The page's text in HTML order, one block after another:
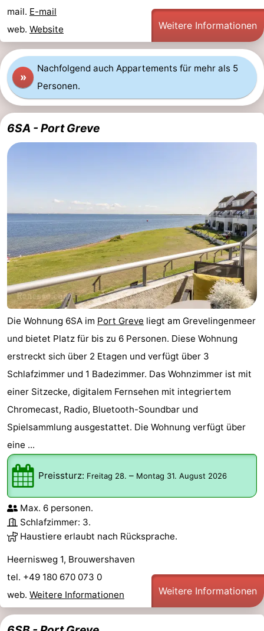
Village
Zeeuwse
Kust
-
Zonnedorp
-
’t
Hof
Haamstede
Hotels
Zimmer
Frühstück)
Strand
tun
Museen
-
Denkmäler
-
Kirchen
-
Mühlen
-
-
Spielplätze
-
Spielplätze
Bowling
-
Minigolfplätze
Wellness-
Zentren
Dörfer
&
Natur
Führungen
Sport
-
mail. E-mail
web. Website Weitere Informationen
»
Nachfolgend auch Appartements für mehr als 5
Personen.
6SA - Port Greve
Die Wohnung 6SA im Port Greve liegt am Grevelingenmeer
und bietet Platz für bis zu 6 Personen. Diese Wohnung
erstreckt sich über 2 Etagen und verfügt über 3
Schlafzimmer und 1 Badezimmer. Das Wohnzimmer ist mit
einer Sitzecke, digitalem Fernsehen mit integriertem
Chromecast, Radio, Bluetooth-Soundbar und
Spielsammlung ausgestattet. Die Wohnung verfügt über
eine ...
Preissturz: Freitag 28. – Montag 31. August 2026
Max. 6 personen.
Schlafzimmer: 3.
Haustiere erlaubt nach Rücksprache.
Heernisweg 1, Brouwershaven
tel. +49 180 670 073 0
web. Weitere Informationen Weitere Informationen